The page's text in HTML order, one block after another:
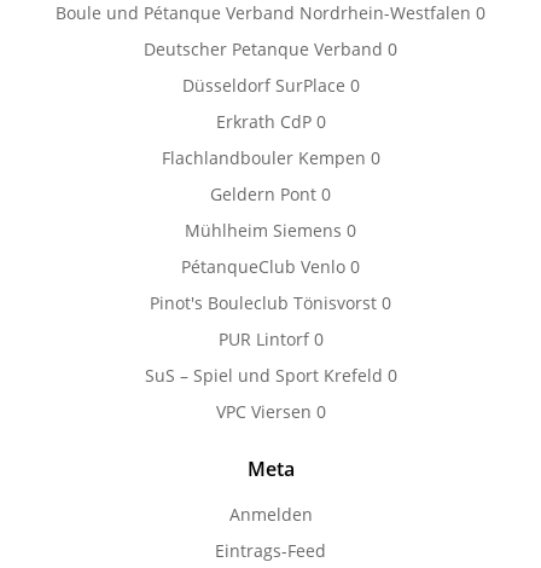
Boule und Pétanque Verband Nordrhein-Westfalen 0
Deutscher Petanque Verband 0
Düsseldorf SurPlace 0
Erkrath CdP0
Flachlandbouler Kempen 0
Geldern Pont 0
Mühlheim Siemens 0
PétanqueClub Venlo 0
Pinot's Bouleclub Tönisvorst 0
PUR Lintorf0
SuS – Spiel und Sport Krefeld 0
VPC Viersen 0
Meta
Anmelden
Eintrags-Feed